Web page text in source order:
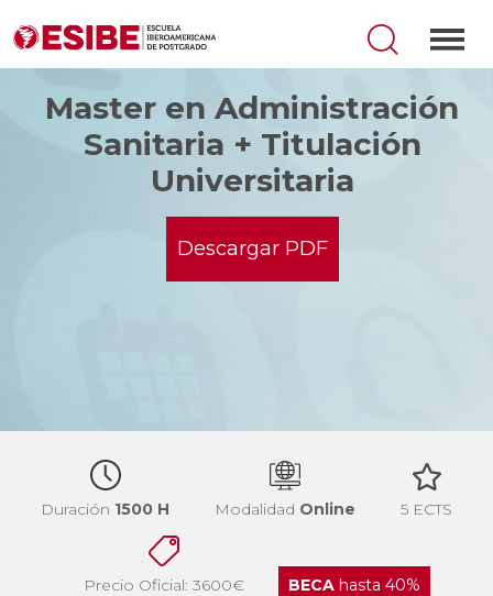
Master en Administración
Sanitaria + Titulación
Universitaria
Descargar PDF
Duración 1500 H Modalidad Online 5 ECTS
Precio Oficial: 3600€ BECAhasta 40%